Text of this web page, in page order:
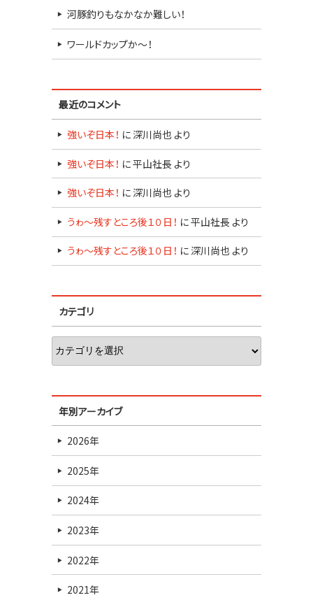
河豚釣りもなかなか難しい！
ワールドカップか～！
最近のコメント
強いぞ日本！ に 深川尚也 より
強いぞ日本！ に平山社長 より
強いぞ日本！ に 深川尚也 より
うゎ～残すところ後１０日！ に平山社長 より
うゎ～残すところ後１０日！ に 深川尚也 より
カテゴリ
年別アーカイブ
2026年
2025年
2024年
2023年
2022年
2021年